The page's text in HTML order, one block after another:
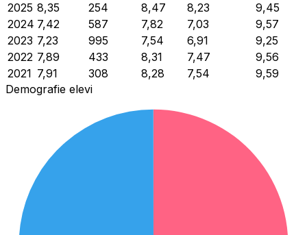
2025 8,35 254 8,47 8,23
9,45
2024 7,42 587 7,82 7,03
9,57
2023 7,23 995 7,54 6,91
9,25
2022 7,89 433 8,31 7,47
9,56
2021 7,91 308 8,28 7,54
9,59
Demografie elevi